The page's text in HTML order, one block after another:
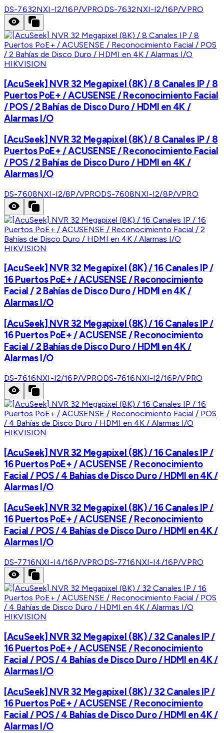
DS-7632NXI-I2/16P/VPRODS-7632NXI-I2/16P/VPRO
HIKVISION
[AcuSeek] NVR 32 Megapixel (8K) / 8 Canales IP / 8
Puertos PoE+ / ACUSENSE / Reconocimiento Facial
/ POS / 2 Bahías de Disco Duro / HDMI en 4K /
Alarmas I/O
[AcuSeek] NVR 32 Megapixel (8K) / 8 Canales IP / 8
Puertos PoE+ / ACUSENSE / Reconocimiento Facial
/ POS / 2 Bahías de Disco Duro / HDMI en 4K /
Alarmas I/O
DS-7608NXI-I2/8P/VPRODS-7608NXI-I2/8P/VPRO
HIKVISION
[AcuSeek] NVR 32 Megapixel (8K) / 16 Canales IP /
16 Puertos PoE+ / ACUSENSE / Reconocimiento
Facial / 2 Bahías de Disco Duro / HDMI en 4K /
Alarmas I/O
[AcuSeek] NVR 32 Megapixel (8K) / 16 Canales IP /
16 Puertos PoE+ / ACUSENSE / Reconocimiento
Facial / 2 Bahías de Disco Duro / HDMI en 4K /
Alarmas I/O
DS-7616NXI-I2/16P/VPRODS-7616NXI-I2/16P/VPRO
HIKVISION
[AcuSeek] NVR 32 Megapixel (8K) / 16 Canales IP /
16 Puertos PoE+ / ACUSENSE / Reconocimiento
Facial / POS / 4 Bahías de Disco Duro / HDMI en 4K /
Alarmas I/O
[AcuSeek] NVR 32 Megapixel (8K) / 16 Canales IP /
16 Puertos PoE+ / ACUSENSE / Reconocimiento
Facial / POS / 4 Bahías de Disco Duro / HDMI en 4K /
Alarmas I/O
DS-7716NXI-I4/16P/VPRODS-7716NXI-I4/16P/VPRO
HIKVISION
[AcuSeek] NVR 32 Megapixel (8K) / 32 Canales IP /
16 Puertos PoE+ / ACUSENSE / Reconocimiento
Facial / POS / 4 Bahías de Disco Duro / HDMI en 4K /
Alarmas I/O
[AcuSeek] NVR 32 Megapixel (8K) / 32 Canales IP /
16 Puertos PoE+ / ACUSENSE / Reconocimiento
Facial / POS / 4 Bahías de Disco Duro / HDMI en 4K /
Alarmas I/O